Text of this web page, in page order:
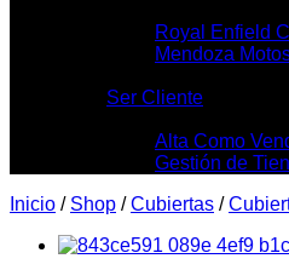
Royal Enfield
Mendoza
Ser Cliente
Alta Como
Gestión de
Inicio / Shop / Cubiertas /